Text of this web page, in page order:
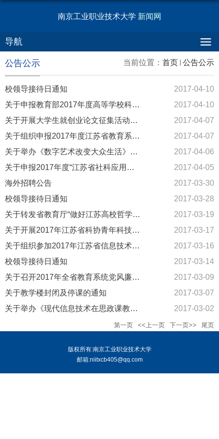
南京工业职业技术大学 新闻网
导航
当前位置： 首页 公告公示
公告公示
校领导接待日通知
2017-04-10
关于申报教育部2017年度高等学校科学研究优秀成果奖（科学技术）...
2017-04-10
关于开展大学生就创业论文征集活动的通知
2017-04-07
关于组织申报2017年度江苏省教育系统党的建设研究课题的通知
2017-04-07
关于举办《数字艺术改变大众生活》专题讲座的通知
2017-04-06
关于申报2017年度“江苏省社科应用研究精品工程”课题的通知
2017-04-05
海外招聘公告
2017-03-30
校领导接待日通知
2017-03-28
关于转发省教育厅“做好江苏高校哲学社会科学优秀创新团队申报工...
2017-03-19
关于开展2017年江苏省科协青年科技人才托举工程资助培养人员推荐...
2017-03-17
关于组织参加2017年江苏省信息技术应用能力大赛的通知
2017-03-16
校领导接待日通知
2017-03-14
关于召开2017年全省教育系统党风廉政建设工作视频会议的通知
2017-03-09
关于教学楼封闭及停课的通知
2017-03-07
关于举办《现代信息技术在思政课教学中的应用》专题讲座的通知
2017-03-02
第一页 <<上一页 下一页>> 尾页
版权所有:南京工业职业技术大学
邮箱:niitxcb405@qq.com